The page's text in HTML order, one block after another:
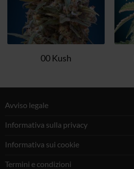
00 Kush
Avviso legale
Informativa sulla privacy
Informativa sui cookie
Termini e condizioni